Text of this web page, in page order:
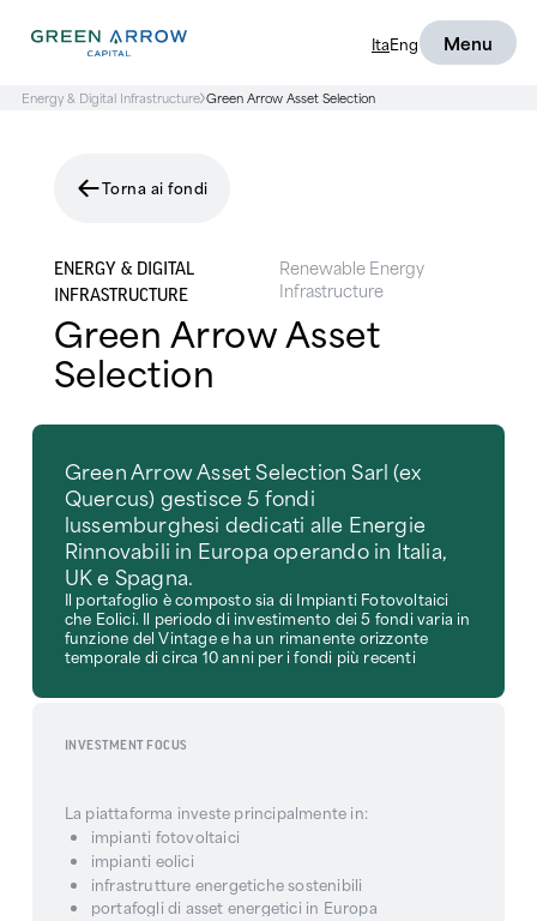
ItaEng Menu
Energy & Digital Infrastructure Green Arrow Asset Selection
Torna ai fondi
ENERGY & DIGITAL
INFRASTRUCTURE
Renewable Energy
Infrastructure
Green Arrow Asset
Selection
Green Arrow Asset Selection Sarl (ex
Quercus) gestisce 5 fondi
lussemburghesi dedicati alle Energie
Rinnovabili in Europa operando in Italia,
UK e Spagna.
Il portafoglio è composto sia di Impianti Fotovoltaici
che Eolici. Il periodo di investimento dei 5 fondi varia in
funzione del Vintage e ha un rimanente orizzonte
temporale di circa 10 anni per i fondi più recenti
INVESTMENT FOCUS
La piattaforma investe principalmente in:
impianti fotovoltaici
impianti eolici
infrastrutture energetiche sostenibili
portafogli di asset energetici in Europa